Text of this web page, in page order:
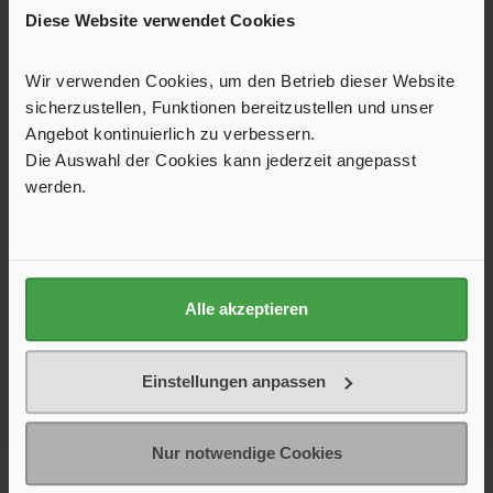
Diese Website verwendet Cookies
Wir verwenden Cookies, um den Betrieb dieser Website
sicherzustellen, Funktionen bereitzustellen und unser
Angebot kontinuierlich zu verbessern.
Die Auswahl der Cookies kann jederzeit angepasst
werden.
Alle akzeptieren
Einstellungen anpassen
Nur notwendige Cookies
Arona, London, Prestige, Novo-Super und
Mikroschalter für Armaturen der Serien Arona, London,
Prestige, Novo-Super und WindsorSchaltleistung: 3 A